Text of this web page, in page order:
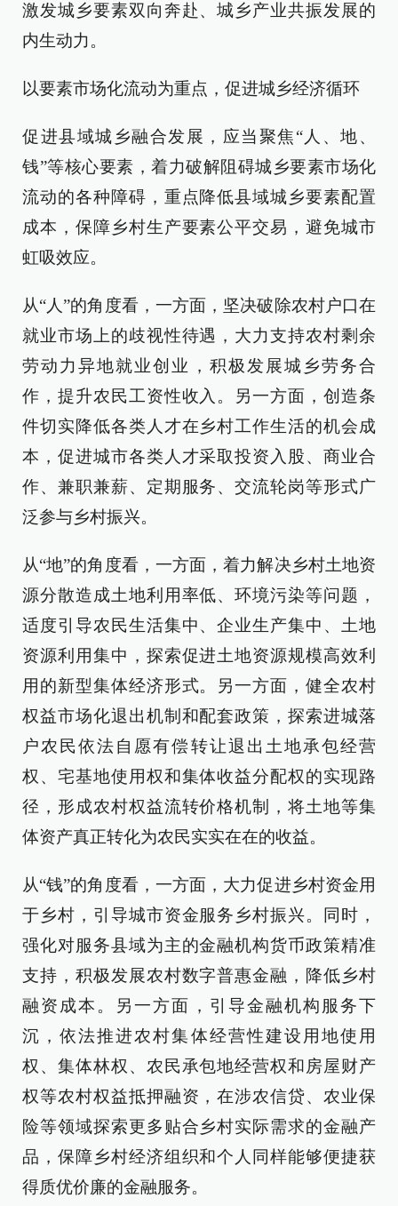
激发城乡要素双向奔赴、城乡产业共振发展的
内生动力。
以要素市场化流动为重点，促进城乡经济循环
促进县域城乡融合发展，应当聚焦“人、地、
钱”等核心要素，着力破解阻碍城乡要素市场化
流动的各种障碍，重点降低县域城乡要素配置
成本，保障乡村生产要素公平交易，避免城市
虹吸效应。
从“人”的角度看，一方面，坚决破除农村户口在
就业市场上的歧视性待遇，大力支持农村剩余
劳动力异地就业创业，积极发展城乡劳务合
作，提升农民工资性收入。另一方面，创造条
件切实降低各类人才在乡村工作生活的机会成
本，促进城市各类人才采取投资入股、商业合
作、兼职兼薪、定期服务、交流轮岗等形式广
泛参与乡村振兴。
从“地”的角度看，一方面，着力解决乡村土地资
源分散造成土地利用率低、环境污染等问题，
适度引导农民生活集中、企业生产集中、土地
资源利用集中，探索促进土地资源规模高效利
用的新型集体经济形式。另一方面，健全农村
权益市场化退出机制和配套政策，探索进城落
户农民依法自愿有偿转让退出土地承包经营
权、宅基地使用权和集体收益分配权的实现路
径，形成农村权益流转价格机制，将土地等集
体资产真正转化为农民实实在在的收益。
从“钱”的角度看，一方面，大力促进乡村资金用
于乡村，引导城市资金服务乡村振兴。同时，
强化对服务县域为主的金融机构货币政策精准
支持，积极发展农村数字普惠金融，降低乡村
融资成本。另一方面，引导金融机构服务下
沉，依法推进农村集体经营性建设用地使用
权、集体林权、农民承包地经营权和房屋财产
权等农村权益抵押融资，在涉农信贷、农业保
险等领域探索更多贴合乡村实际需求的金融产
品，保障乡村经济组织和个人同样能够便捷获
得质优价廉的金融服务。